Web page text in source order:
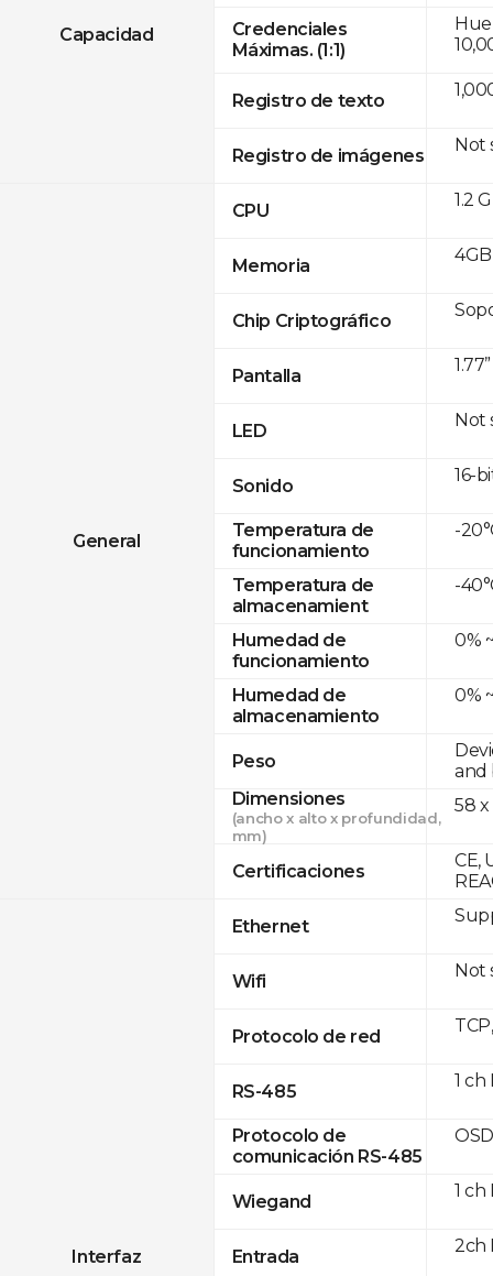
Capacidad
Credenciales
Máximas. (1:1)
Registro de texto
Registro de imágenes
General
CPU
Memoria
Chip Criptográfico
Pantalla
LED
Sonido
Temperatura de
funcionamiento
Temperatura de
almacenamient
Humedad de
funcionamiento
Humedad de
almacenamiento
Peso
Dimensiones
(ancho x alto x profundidad,
mm)
Certificaciones
Interfaz
Ethernet
Wifi
Protocolo de red
RS-485
Protocolo de
comunicación RS-485
Wiegand
Entrada
Not
1.2
Not
16-
-
-
0%
0%
and
58 x
CE,
Not
1 ch
1
2ch